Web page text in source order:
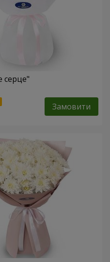
серце"
Замовити